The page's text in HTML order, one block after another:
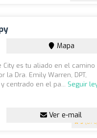
5 (87
Mapa
City es tu aliado en el camino
la Dra. Emily Warren, DPT,
centrado en el pa... Seguir
Ver e-mail